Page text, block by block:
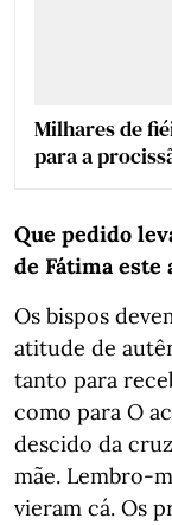
Milhares de
para a
Que pedido
de Fátima este
Os bispos
atitude de
tanto para
como para O
descido da
mãe. Lembro-
vieram cá. Os